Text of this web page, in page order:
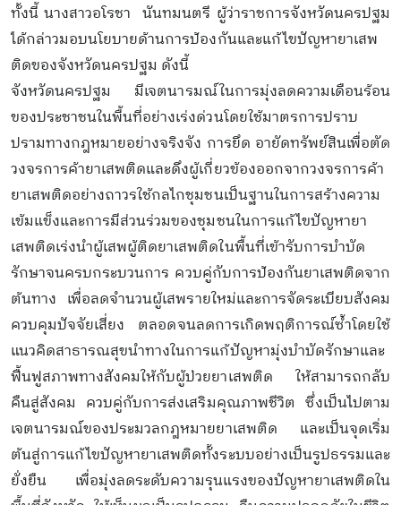
ทั้งนี้ นางสาวอโรชา นันทมนตรี ผู้ว่าราชการจังหวัดนครปฐม
ได้กล่าวมอบนโยบายด้านการป้องกันและแก้ไขปัญหายาเสพ
ติดของจังหวัดนครปฐม ดังนี้
จังหวัดนครปฐม มีเจตนารมณ์ในการมุ่งลดความเดือนร้อน
ของประชาชนในพื้นที่อย่างเร่งด่วนโดยใช้มาตรการปราบ
ปรามทางกฎหมายอย่างจริงจัง การยึด อายัดทรัพย์สินเพื่อตัด
วงจรการค้ายาเสพติดและดึงผู้เกี่ยวข้องออกจากวงจรการค้า
ยาเสพติดอย่างถาวรใช้กลไกชุมชนเป็นฐานในการสร้างความ
เข้มแข็งและการมีส่วนร่วมของชุมชนในการแก้ไขปัญหายา
เสพติดเร่งนำผู้เสพผู้ติดยาเสพติดในพื้นที่เข้ารับการบำบัด
รักษาจนครบกระบวนการ ควบคู่กับการป้องกันยาเสพติดจาก
ต้นทาง เพื่อลดจำนวนผู้เสพรายใหม่และการจัดระเบียบสังคม
ควบคุมปัจจัยเสี่ยง ตลอดจนลดการเกิดพฤติการณ์ซ้ำโดยใช้
แนวคิดสาธารณสุขนำทางในการแก้ปัญหามุ่งบำบัดรักษาและ
ฟื้นฟูสภาพทางสังคมให้กับผู้ป่วยยาเสพติด ให้สามารถกลับ
คืนสู่สังคม ควบคู่กับการส่งเสริมคุณภาพชีวิต ซึ่งเป็นไปตาม
เจตนารมณ์ของประมวลกฎหมายยาเสพติด และเป็นจุดเริ่ม
ต้นสู่การแก้ไขปัญหายาเสพติดทั้งระบบอย่างเป็นรูปธรรมและ
ยั่งยืน เพื่อมุ่งลดระดับความรุนแรงของปัญหายาเสพติดใน